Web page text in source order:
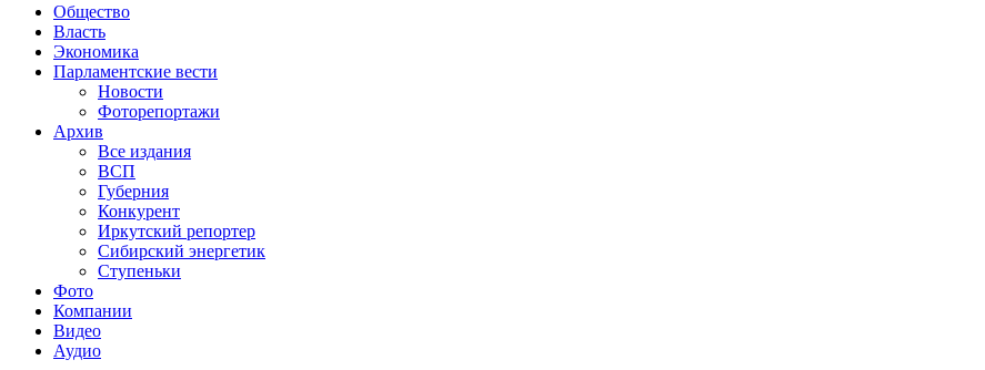
Общество
Власть
Экономика
Парламентские вести
Новости
Фоторепортажи
Архив
Все издания
ВСП
Губерния
Конкурент
Иркутский репортер
Сибирский энергетик
Ступеньки
Фото
Компании
Видео
Аудио